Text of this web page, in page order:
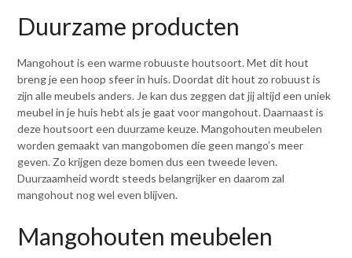
Duurzame producten
Mangohout is een warme robuuste houtsoort. Met dit hout
breng je een hoop sfeer in huis. Doordat dit hout zo robuust is
zijn alle meubels anders. Je kan dus zeggen dat jij altijd een uniek
meubel in je huis hebt als je gaat voor mangohout. Daarnaast is
deze houtsoort een duurzame keuze. Mangohouten meubelen
worden gemaakt van mangobomen die geen mango’s meer
geven. Zo krijgen deze bomen dus een tweede leven.
Duurzaamheid wordt steeds belangrijker en daarom zal
mangohout nog wel even blijven.
Mangohouten meubelen